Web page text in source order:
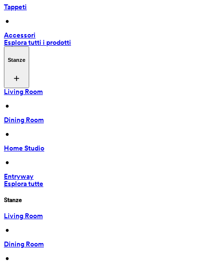
Tappeti
•
Accessori
Esplora tutti i prodotti
Stanze
Living Room
•
Dining Room
•
Home Studio
•
Entryway
Esplora tutte
Stanze
Living Room
•
Dining Room
•